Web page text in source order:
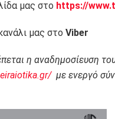
μας στο https://
μας στο Viber
η αναδημοσίευση
με ενεργό